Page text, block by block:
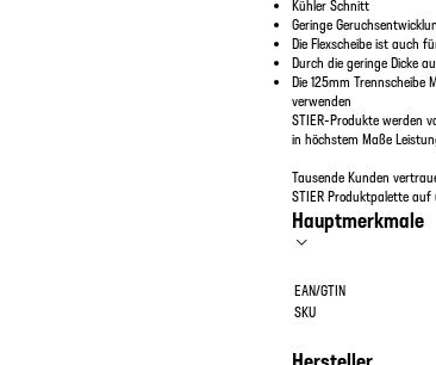
Kühler Schnitt
Geringe
Die Flexscheibe ist auch
Durch die geringe Dicke
Die 125mm
verwenden
STIER-Produkte werden
in höchstem Maße
Tausende Kunden
STIER Produktpalette
Hauptmerkmale
EAN/GTIN
SKU
Hersteller